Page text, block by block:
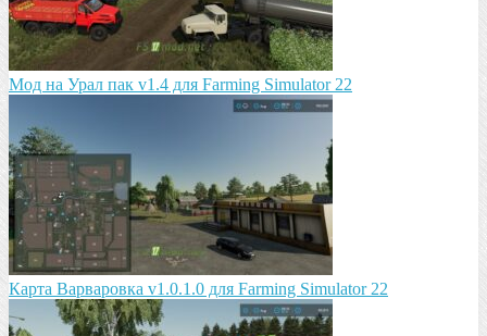
Мод на Урал пак v1.4 для Farming Simulator 22
Карта Варваровка v1.0.1.0 для Farming Simulator 22